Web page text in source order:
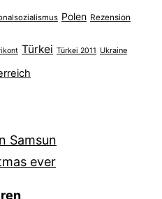
Polen Rezension
Türkei Türkei 2011 Ukraine